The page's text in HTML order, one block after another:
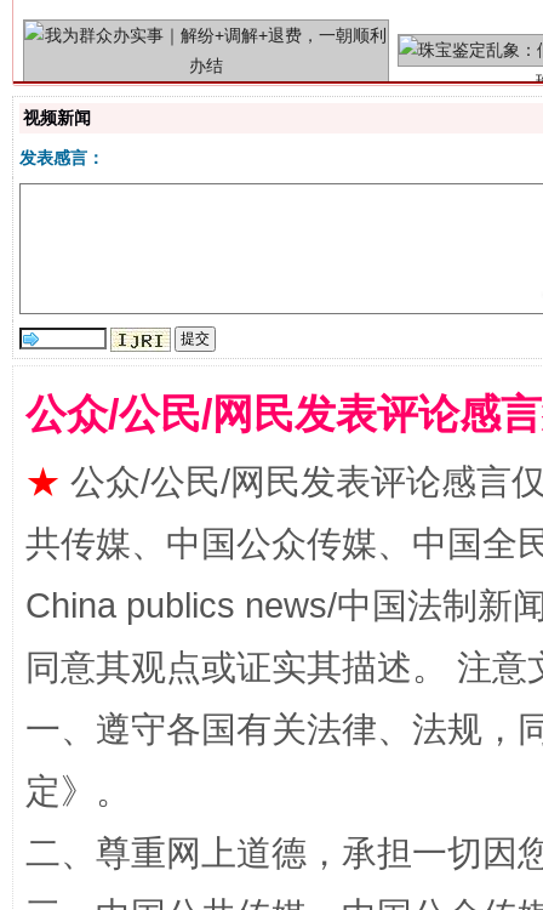
漫山遍野的桃花与雪山、麦地、白藏房 除
视频新闻
发表感言：
公众/公民/网民发表评论感
★ 公众/公民/网民发表评论感言
共传媒、中国公众传媒、中国全
China publics news/中国法制新
同意其观点或证实其描述。 注
一、遵守各国有关法律、法规，
定》。
二、尊重网上道德，承担一切因